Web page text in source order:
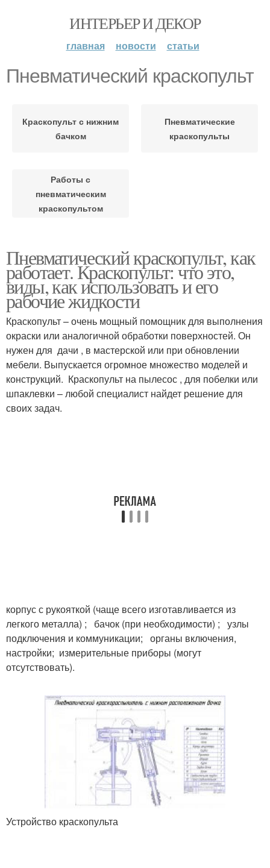
ИНТЕРЬЕР И ДЕКОР
главная новости статьи
Пневматический краскопульт
Краскопульт с нижним
бачком
Пневматические
краскопульты
Работы с
пневматическим
краскопультом
Пневматический краскопульт, как
работает. Краскопульт: что это,
виды, как использовать и его
рабочие жидкости
Краскопульт – очень мощный помощник для выполнения
окраски или аналогичной обработки поверхностей. Он
нужен для дачи , в мастерской или при обновлении
мебели. Выпускается огромное множество моделей и
конструкций. Краскопульт на пылесос , для побелки или
шпаклевки – любой специалист найдет решение для
своих задач.
корпус с рукояткой (чаще всего изготавливается из
легкого металла) ; бачок (при необходимости) ; узлы
подключения и коммуникации; органы включения,
настройки; измерительные приборы (могут
отсутствовать).
Устройство краскопульта